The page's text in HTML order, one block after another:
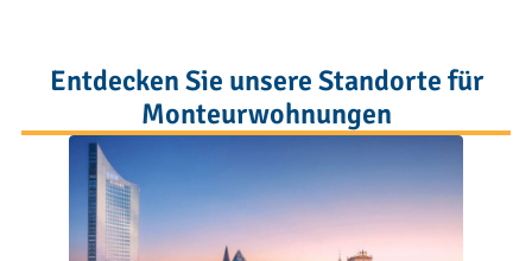
Entdecken Sie unsere Standorte für
Monteurwohnungen